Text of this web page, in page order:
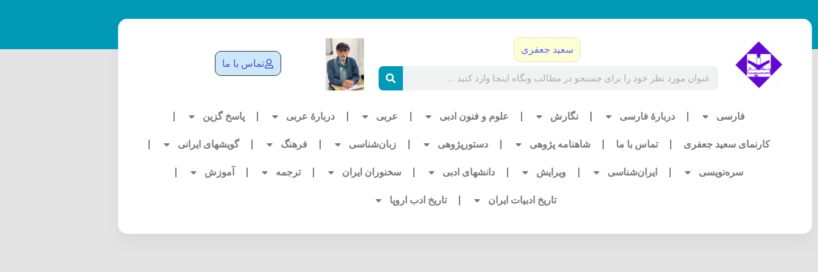
به
سعید جعفری
تماس با ما
فارسی دربارۀ فارسی نگارش علوم و فنون ادبی عربی دربارۀ عربی پاسخ گزین
کارنمای سعید جعفری تماس با ما شاهنامه پژوهی دستورپژوهی زبان‌شناسی فرهنگ گویشهای ایرانی
سره‌نویسی ایران‌شناسی ویرایش دانشهای ادبی سخنوران ایران ترجمه آموزش
تاریخ ادبیات ایران تاریخ ادب اروپا